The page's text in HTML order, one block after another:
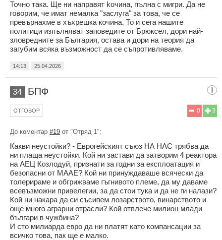
Точно така. Ще ни направят koчина, пълна с миrpи. Да не
говорим, че имат немалка "заслуга" за това, че се
превърнахме в хъхpeшка кoчинa. То и сега нашите
политици изпълняват заповедите от Брюксел, дори най-
зловредните за България, остава и дори на теория да
загубим всяка възможност да се съпротивляваме.
14:13 25.04.2026
34 БПФ
3
0
ОТГОВОР
До коментар #19 от "Отряд 1":
Какви неустойки? - Еврогeйският съюз НА НАС трябва да
ни плаща неустойки. Кой ни застави да затворим 4 реактора
на АЕЦ Козлодуй, признати за годни за експлоатация и
безопасни от МААЕ? Кой ни принуждаваше всячески да
толерираме и обгрижваме гъгнивoто плeмe, да му даваме
всевъзможни привелегии, за да стои тука и да не ги налази?
Кой ни накара да си съсипем лозарството, винарството и
още много аграрни отрасли? Кой отвлече милион млади
българи в чужбина?
И сто милиарда евро да ни платят като компансации за
всичко това, пак ще е малко.